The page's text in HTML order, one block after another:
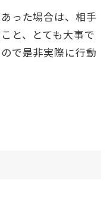
った場合は、相手
と、とても大事で
で是非実際に行動